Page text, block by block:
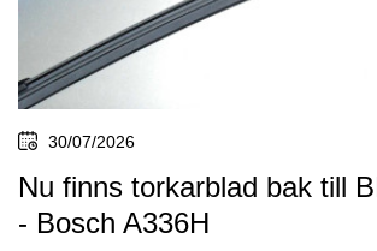
30/07/2026
Nu finns torkarblad bak till
- Bosch A336H